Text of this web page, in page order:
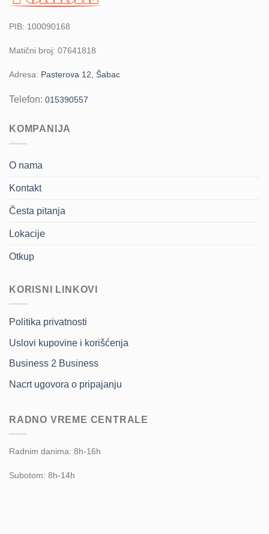
PIB: 100090168
Matični broj: 07641818
Adresa: Pasterova 12, Šabac
Telefon: 015390557
KOMPANIJA
O nama
Kontakt
Česta pitanja
Lokacije
Otkup
KORISNI LINKOVI
Politika privatnosti
Uslovi kupovine i korišćenja
Business 2 Business
Nacrt ugovora o pripajanju
RADNO VREME CENTRALE
Radnim danima: 8h-16h
Subotom: 8h-14h